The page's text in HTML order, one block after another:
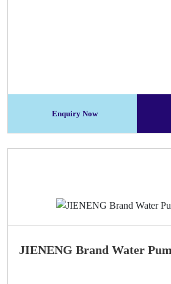
Enquiry Now
JIENENG Brand Water